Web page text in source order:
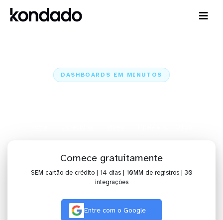
DASHBOARDS EM MINUTOS
Comece gratuitamente
SEM cartão de crédito | 14 dias | 10MM de registros | 30
integrações
Entre com o Google